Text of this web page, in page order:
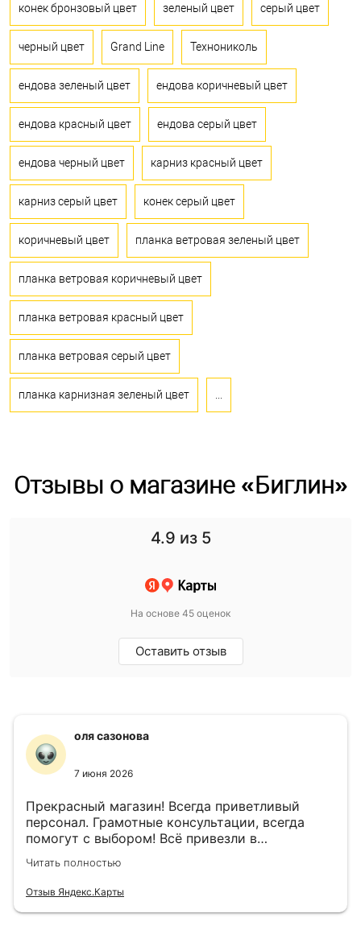
конек бронзовый цвет зеленый цвет серый цвет
черный цвет Grand Line Технониколь
ендова зеленый цвет ендова коричневый цвет
ендова красный цвет ендова серый цвет
ендова черный цвет карниз красный цвет
карниз серый цвет конек серый цвет
коричневый цвет планка ветровая зеленый цвет
планка ветровая коричневый цвет
планка ветровая красный цвет
планка ветровая серый цвет
планка карнизная зеленый цвет
Отзывы о магазине «Биглин»
4.9 из 5
На основе 45 оценок
Оставить отзыв
оля сазонова
7 июня 2026
Прекрасный магазин! Всегда приветливый
персонал. Грамотные консультации, всегда
помогут с выбором! Всё привезли в
назначенный день!
Читать полностью
Отзыв Яндекс.Карты